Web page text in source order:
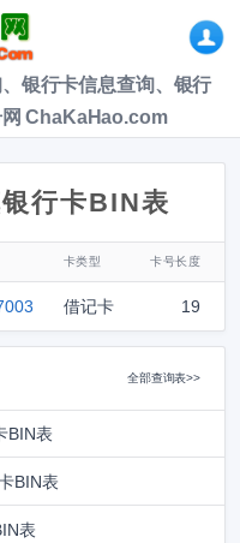
银行卡信息查询、银行
ChaKaHao.com
行卡BIN表
卡类型 卡号长度
借记卡 19
全部查询表>>
BIN表
BIN表
表